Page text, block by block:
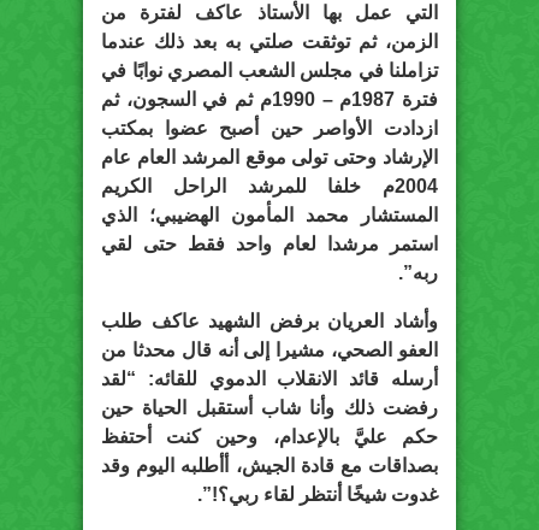
التي عمل بها الأستاذ عاكف لفترة من
الزمن، ثم توثقت صلتي به بعد ذلك عندما
تزاملنا في مجلس الشعب المصري نوابًا في
فترة 1987م – 1990م ثم في السجون، ثم
ازدادت الأواصر حين أصبح عضوا بمكتب
الإرشاد وحتى تولى موقع المرشد العام عام
2004م خلفا للمرشد الراحل الكريم
المستشار محمد المأمون الهضيبي؛ الذي
استمر مرشدا لعام واحد فقط حتى لقي
ربه”.
وأشاد العريان برفض الشهيد عاكف طلب
العفو الصحي، مشيرا إلى أنه قال محدثا من
أرسله قائد الانقلاب الدموي للقائه: “لقد
رفضت ذلك وأنا شاب أستقبل الحياة حين
حكم عليَّ بالإعدام، وحين كنت أحتفظ
بصداقات مع قادة الجيش، أأطلبه اليوم وقد
غدوت شيخًا أنتظر لقاء ربي؟!”.